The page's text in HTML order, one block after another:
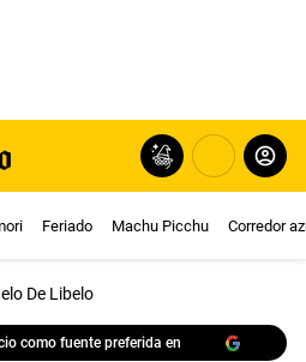
Feriado Machu Picchu Corredor
De Libelo
como fuente preferida en